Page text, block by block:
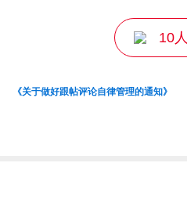
10
《关于做好跟帖评论自律管理的通知》